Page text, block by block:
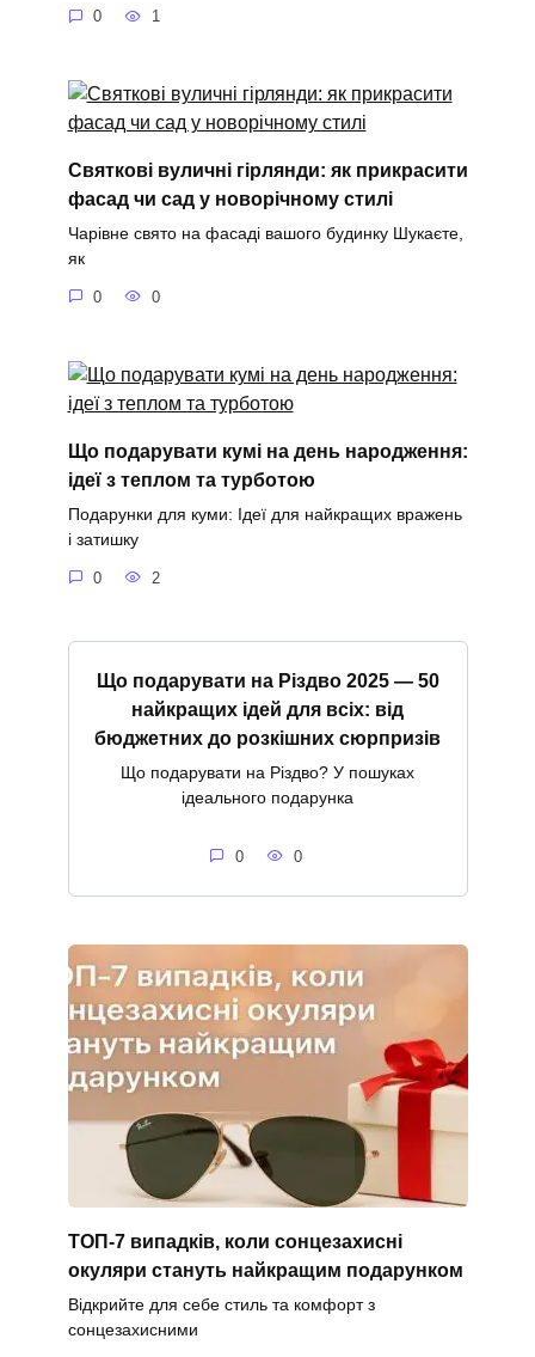
0 1
Святкові вуличні гірлянди: як прикрасити
фасад чи сад у новорічному стилі
Чарівне свято на фасаді вашого будинку Шукаєте,
як
0 0
Що подарувати кумі на день народження:
ідеї з теплом та турботою
Подарунки для куми: Ідеї для найкращих вражень
і затишку
0 2
Що подарувати на Різдво 2025 — 50
найкращих ідей для всіх: від
бюджетних до розкішних сюрпризів
Що подарувати на Різдво? У пошуках
ідеального подарунка
0 0
ТОП-7 випадків, коли сонцезахисні
окуляри стануть найкращим подарунком
Відкрийте для себе стиль та комфорт з
сонцезахисними